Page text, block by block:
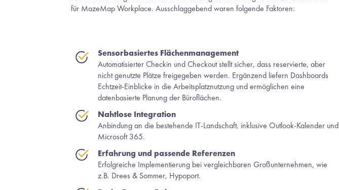
für MazeMap Workplace. Ausschlaggebend waren folgende Faktoren:
Nahtlose Integration
Anbindung an die bestehende IT-Landschaft, inklusive Outlook-Kalender und
Microsoft 365.
Sensorbasiertes Flächenmanagement
Automatisierter Checkin und Checkout stellt sicher, dass reservierte, aber
nicht genutzte Plätze freigegeben werden. Ergänzend liefern Dashboards
Echtzeit-Einblicke in die Arbeitsplatznutzung und ermöglichen eine
datenbasierte Planung der Büroflächen.
Erfahrung und passende Referenzen
Erfolgreiche Implementierung bei vergleichbaren Großunternehmen, wie
z.B. Drees & Sommer, Hypoport.